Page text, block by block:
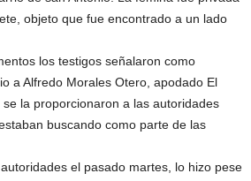
objeto que fue encontrado a un lado
los testigos señalaron como
a Alfredo Morales Otero, apodado El
la proporcionaron a las autoridades
buscando como parte de las
el pasado martes, lo hizo pese